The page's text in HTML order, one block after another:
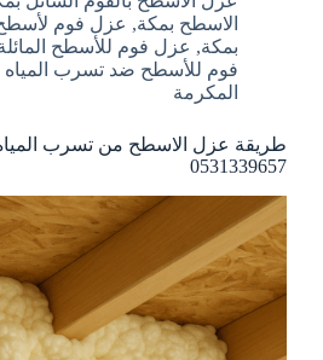
الاسطح بمكة, عزل فوم لأسطح
بمكة, عزل فوم للأسطح
فوم للأسطح ضد تسرب المياه
المكرمة
طريقة عزل الاسطح من تسرب
0531339657